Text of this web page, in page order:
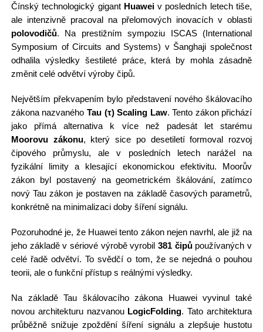
Čínský technologický gigant Huaweiv posledních letech tiše,
ale intenzivně pracoval na přelomových inovacích v oblasti
polovodičů. Na prestižním sympoziu ISCAS (International
Symposium of Circuits and Systems) v Šanghaji společnost
odhalila výsledky šestileté práce, která by mohla zásadně
změnit celé odvětví výroby čipů.
Největším překvapením bylo představení nového škálovacího
zákona nazvaného Tau (τ) Scaling Law. Tento zákon přichází
jako přímá alternativa k více než padesát let starému
Moorovu zákonu, který sice po desetiletí formoval rozvoj
čipového průmyslu, ale v posledních letech narážel na
fyzikální limity a klesající ekonomickou efektivitu. Moorův
zákon byl postavený na geometrickém škálování, zatímco
nový Tau zákon je postaven na základě časových parametrů,
konkrétně na minimalizaci doby šíření signálu.
Pozoruhodné je, že Huawei tento zákon nejen navrhl, ale již na
jeho základě v sériové výrobě vyrobil381 čipůpoužívaných v
celé řadě odvětví. To svědčí o tom, že se nejedná o pouhou
teorii, ale o funkční přístup s reálnými výsledky.
Na základě Tau škálovacího zákona Huawei vyvinul také
novou architekturu nazvanou LogicFolding. Tato architektura
průběžně snižuje zpoždění šíření signálu a zlepšuje hustotu